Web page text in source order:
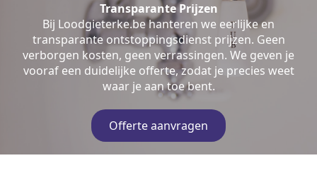
Transparante Prijzen
Bij Loodgieterke.be hanteren we eerlijke en
transparante ontstoppingsdienst prijzen. Geen
verborgen kosten, geen verrassingen. We geven je
vooraf een duidelijke offerte, zodat je precies weet
waar je aan toe bent.
Offerte aanvragen